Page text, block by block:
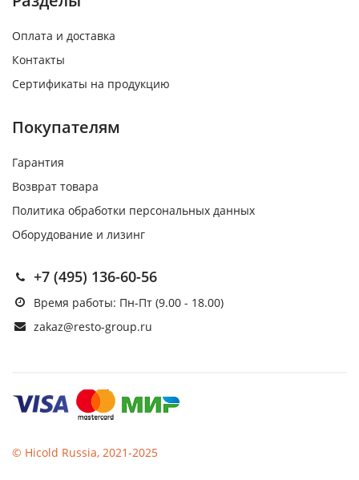
Оплата и доставка
Контакты
Сертификаты на продукцию
Покупателям
Гарантия
Возврат товара
Политика обработки персональных данных
Оборудование и лизинг
+7 (495) 136-60-56
Время работы: Пн-Пт (9.00 - 18.00)
zakaz@resto-group.ru
© Hicold Russia, 2021-2025